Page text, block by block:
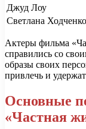
Джуд Лоу
Светлана
Актеры фильма
справились со
образы своих
привлечь и
Основные
«Частная